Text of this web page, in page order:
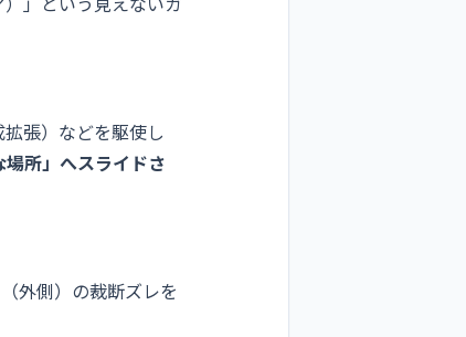
張）などを駆使し
所」へスライドさ
外側）の裁断ズレを